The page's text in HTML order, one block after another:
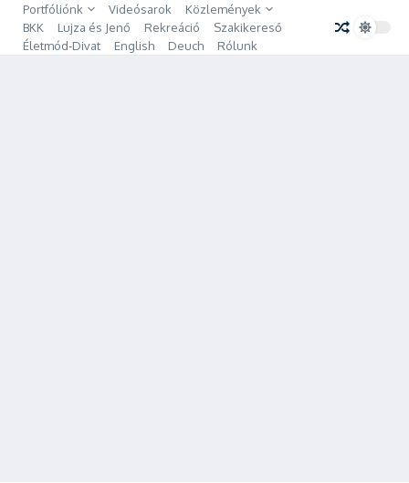
Ugrás a tartalomhoz
Portfóliónk Videósarok
Közlemények
BKK
Lujza és Jenő Rekreáció
Szakikereső
Életmód-Divat
English Deuch Rólunk